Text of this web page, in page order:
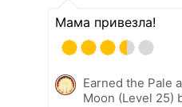
Мама привезла!
Earned the Pale
Moon (Level 25)